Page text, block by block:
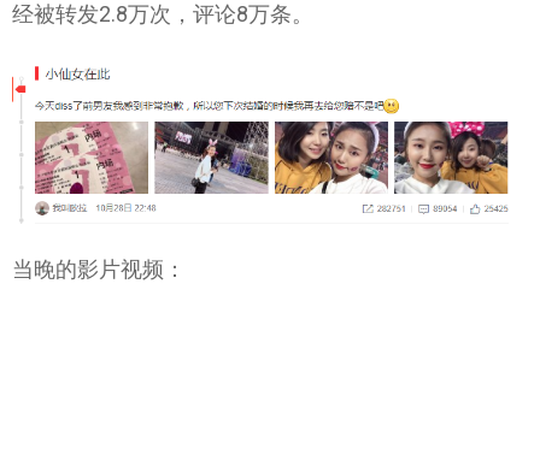
经被转发2.8万次，评论8万条。
当晚的影片视频：